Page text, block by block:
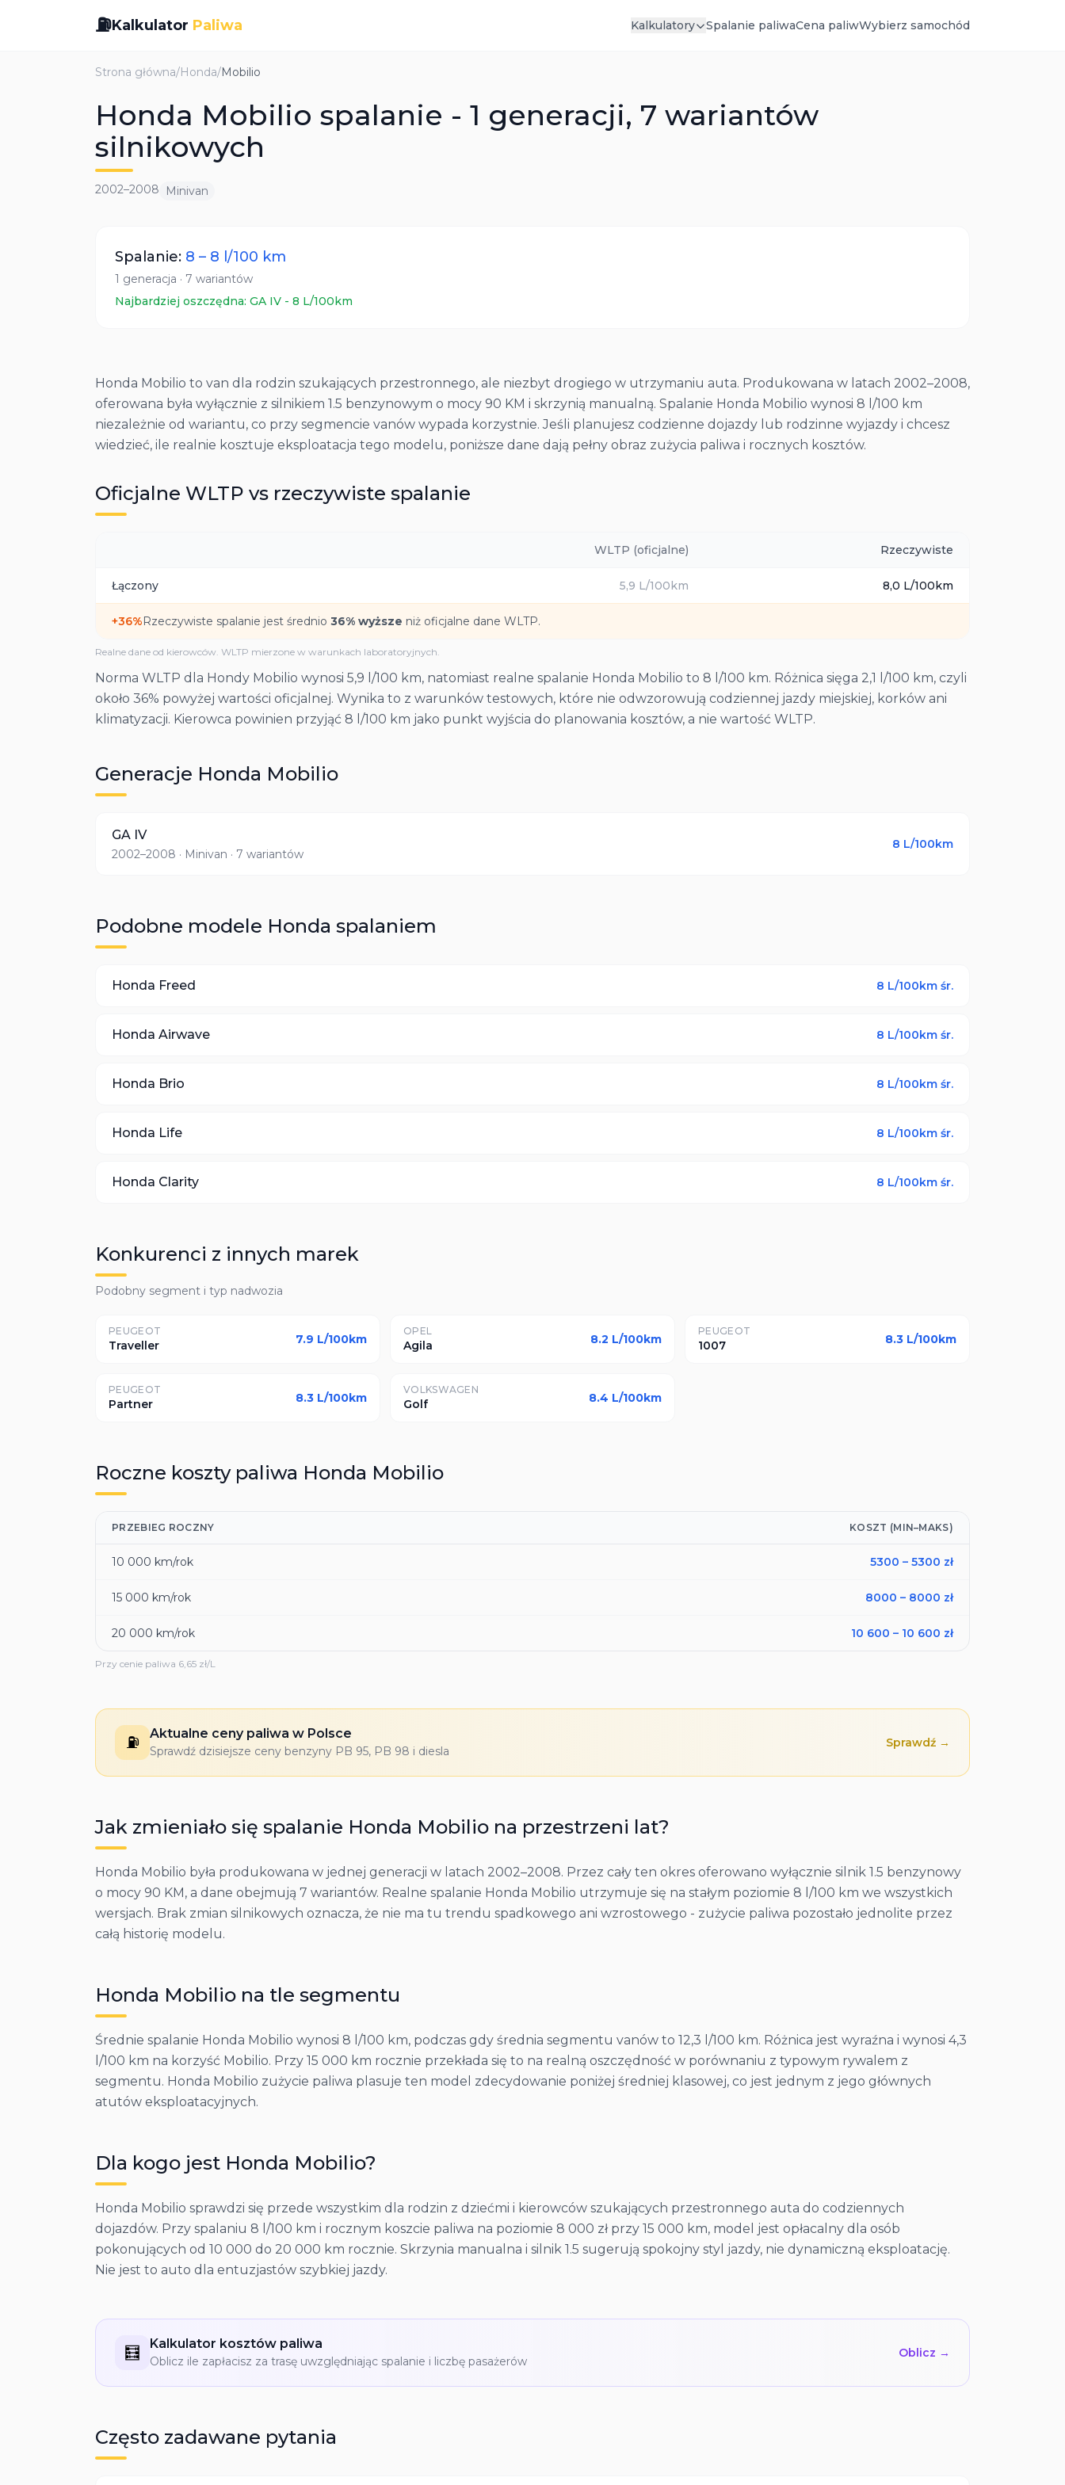
⛽Kalkulator Paliwa Kalkulatory Spalanie paliwaCena paliwWybierz samochód
Strona główna/Honda/Mobilio
Honda Mobilio spalanie - 1 generacji, 7 wariantów
silnikowych
2002–2008 Minivan
Spalanie: 8 – 8 l/100 km
1 generacja · 7 wariantów
Najbardziej oszczędna: GA IV - 8 L/100km
Honda Mobilio to van dla rodzin szukających przestronnego, ale niezbyt drogiego w utrzymaniu auta. Produkowana w latach 2002–2008,
oferowana była wyłącznie z silnikiem 1.5 benzynowym o mocy 90 KM i skrzynią manualną. Spalanie Honda Mobilio wynosi 8 l/100 km
niezależnie od wariantu, co przy segmencie vanów wypada korzystnie. Jeśli planujesz codzienne dojazdy lub rodzinne wyjazdy i chcesz
wiedzieć, ile realnie kosztuje eksploatacja tego modelu, poniższe dane dają pełny obraz zużycia paliwa i rocznych kosztów.
Oficjalne WLTP vs rzeczywiste spalanie
WLTP (oficjalne) Rzeczywiste
Łączony 5,9 L/100km 8,0 L/100km
+36%Rzeczywiste spalanie jest średnio 36% wyższe niż oficjalne dane WLTP.
Realne dane od kierowców. WLTP mierzone w warunkach laboratoryjnych.
Norma WLTP dla Hondy Mobilio wynosi 5,9 l/100 km, natomiast realne spalanie Honda Mobilio to 8 l/100 km. Różnica sięga 2,1 l/100 km, czyli
około 36% powyżej wartości oficjalnej. Wynika to z warunków testowych, które nie odwzorowują codziennej jazdy miejskiej, korków ani
klimatyzacji. Kierowca powinien przyjąć 8 l/100 km jako punkt wyjścia do planowania kosztów, a nie wartość WLTP.
Generacje Honda Mobilio
GA IV
2002–2008 · Minivan · 7 wariantów
8 L/100km
Podobne modele Honda spalaniem
Honda Freed 8 L/100km śr.
Honda Airwave 8 L/100km śr.
Honda Brio 8 L/100km śr.
Honda Life 8 L/100km śr.
Honda Clarity 8 L/100km śr.
Konkurenci z innych marek
Podobny segment i typ nadwozia
PEUGEOT
Traveller 7.9 L/100km
OPEL
Agila 8.2 L/100km
PEUGEOT
1007 8.3 L/100km
PEUGEOT
Partner 8.3 L/100km
VOLKSWAGEN
Golf 8.4 L/100km
Roczne koszty paliwa Honda Mobilio
PRZEBIEG ROCZNY KOSZT (MIN–MAKS)
10 000 km/rok 5300 – 5300 zł
15 000 km/rok 8000 – 8000 zł
20 000 km/rok 10 600 – 10 600 zł
Przy cenie paliwa 6,65 zł/L
⛽ Aktualne ceny paliwa w Polsce
Sprawdź dzisiejsze ceny benzyny PB 95, PB 98 i diesla
Sprawdź →
Jak zmieniało się spalanie Honda Mobilio na przestrzeni lat?
Honda Mobilio była produkowana w jednej generacji w latach 2002–2008. Przez cały ten okres oferowano wyłącznie silnik 1.5 benzynowy
o mocy 90 KM, a dane obejmują 7 wariantów. Realne spalanie Honda Mobilio utrzymuje się na stałym poziomie 8 l/100 km we wszystkich
wersjach. Brak zmian silnikowych oznacza, że nie ma tu trendu spadkowego ani wzrostowego - zużycie paliwa pozostało jednolite przez
całą historię modelu.
Honda Mobilio na tle segmentu
Średnie spalanie Honda Mobilio wynosi 8 l/100 km, podczas gdy średnia segmentu vanów to 12,3 l/100 km. Różnica jest wyraźna i wynosi 4,3
l/100 km na korzyść Mobilio. Przy 15 000 km rocznie przekłada się to na realną oszczędność w porównaniu z typowym rywalem z
segmentu. Honda Mobilio zużycie paliwa plasuje ten model zdecydowanie poniżej średniej klasowej, co jest jednym z jego głównych
atutów eksploatacyjnych.
Dla kogo jest Honda Mobilio?
Honda Mobilio sprawdzi się przede wszystkim dla rodzin z dziećmi i kierowców szukających przestronnego auta do codziennych
dojazdów. Przy spalaniu 8 l/100 km i rocznym koszcie paliwa na poziomie 8 000 zł przy 15 000 km, model jest opłacalny dla osób
pokonujących od 10 000 do 20 000 km rocznie. Skrzynia manualna i silnik 1.5 sugerują spokojny styl jazdy, nie dynamiczną eksploatację.
Nie jest to auto dla entuzjastów szybkiej jazdy.
🧮 Kalkulator kosztów paliwa
Oblicz ile zapłacisz za trasę uwzględniając spalanie i liczbę pasażerów
Oblicz →
Często zadawane pytania